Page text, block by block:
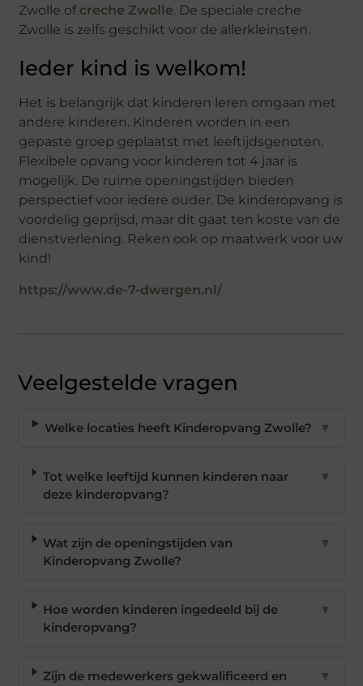
Zwolle of creche Zwolle. De speciale creche
Zwolle is zelfs geschikt voor de allerkleinsten.
Ieder kind is welkom!
Het is belangrijk dat kinderen leren omgaan met
andere kinderen. Kinderen worden in een
gepaste groep geplaatst met leeftijdsgenoten.
Flexibele opvang voor kinderen tot 4 jaar is
mogelijk. De ruime openingstijden bieden
perspectief voor iedere ouder. De kinderopvang is
voordelig geprijsd, maar dit gaat ten koste van de
dienstverlening. Reken ook op maatwerk voor uw
kind!
https://www.de-7-dwergen.nl/
Veelgestelde vragen
Welke locaties heeft Kinderopvang Zwolle? ▼
Tot welke leeftijd kunnen kinderen naar
deze kinderopvang?
▼
Wat zijn de openingstijden van
Kinderopvang Zwolle?
▼
Hoe worden kinderen ingedeeld bij de
kinderopvang?
▼
Zijn de medewerkers gekwalificeerd en ▼